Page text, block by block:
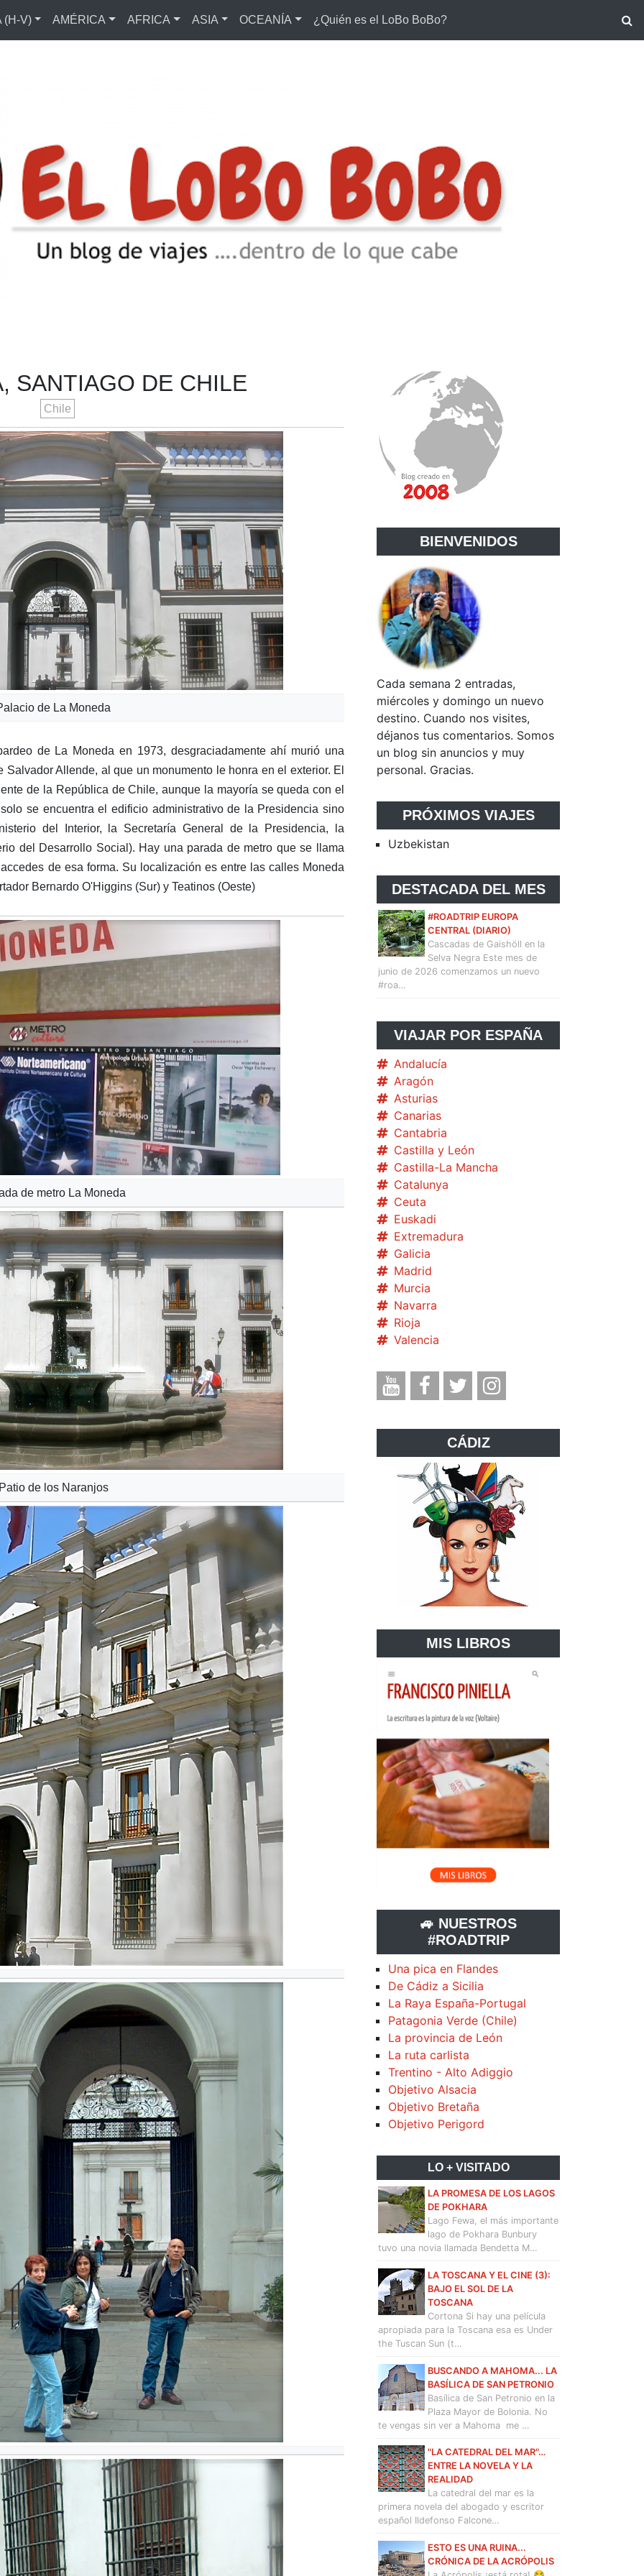
(H-V) AMÉRICA AFRICA ASIA OCEANÍA ¿Quién es el LoBo BoBo?
SANTIAGO DE CHILE
Chile
de La Moneda
de La Moneda en 1973, desgraciadamente ahí murió una
Allende, al que un monumento le honra en el exterior. El
de la República de Chile, aunque la mayoría se queda con el
se encuentra el edificio administrativo de la Presidencia sino
del Interior, la Secretaría General de la Presidencia, la
del Desarrollo Social). Hay una parada de metro que se llama
de esa forma. Su localización es entre las calles Moneda
Bernardo O'Higgins (Sur) y Teatinos (Oeste)
de metro La Moneda
de los Naranjos
BIENVENIDOS
Cada semana 2 entradas,
miércoles y domingo un nuevo
destino. Cuando nos visites,
déjanos tus comentarios. Somos
un blog sin anuncios y muy
personal. Gracias.
PRÓXIMOS VIAJES
Uzbekistan
DESTACADA DEL MES
#ROADTRIP EUROPA
CENTRAL (DIARIO)
Cascadas de Gaishöll en la
Selva Negra Este mes de
junio de 2026 comenzamos un nuevo
#roa…
VIAJAR POR ESPAÑA
Andalucía
Aragón
Asturias
Canarias
Cantabria
Castilla y León
Castilla-La Mancha
Catalunya
Ceuta
Euskadi
Extremadura
Galicia
Madrid
Murcia
Navarra
Rioja
Valencia
CÁDIZ
MIS LIBROS
🚙 NUESTROS
#ROADTRIP
Una pica en Flandes
De Cádiz a Sicilia
La Raya España-Portugal
Patagonia Verde (Chile)
La provincia de León
La ruta carlista
Trentino - Alto Adiggio
Objetivo Alsacia
Objetivo Bretaña
Objetivo Perigord
LO + VISITADO
LA PROMESA DE LOS LAGOS
DE POKHARA
Lago Fewa, el más importante
lago de Pokhara Bunbury
tuvo una novia llamada Bendetta M…
LA TOSCANA Y EL CINE (3):
BAJO EL SOL DE LA
TOSCANA
Cortona Si hay una película
apropiada para la Toscana esa es Under
the Tuscan Sun (t…
BUSCANDO A MAHOMA... LA
BASÍLICA DE SAN PETRONIO
Basílica de San Petronio en la
Plaza Mayor de Bolonia. No
te vengas sin ver a Mahoma me …
"LA CATEDRAL DEL MAR"…
ENTRE LA NOVELA Y LA
REALIDAD
La catedral del mar es la
primera novela del abogado y escritor
español Ildefonso Falcone…
ESTO ES UNA RUINA...
CRÓNICA DE LA ACRÓPOLIS